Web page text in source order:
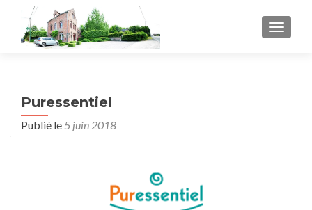
Puressentiel
Publié le 5 juin 2018